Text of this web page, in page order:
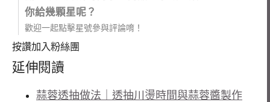
你給幾顆星呢？
歡迎一起點擊星號參與評論唷！
按讚加入粉絲團
延伸閱讀
蒜蓉透抽做法｜透抽川燙時間與蒜蓉醬製作